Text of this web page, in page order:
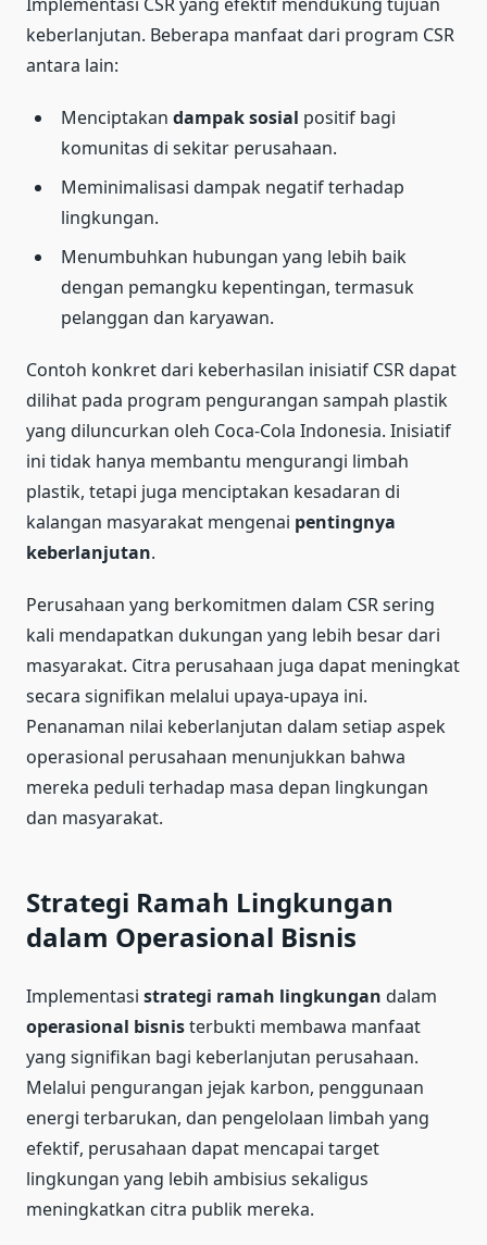
keberlanjutan. Beberapa manfaat dari program CSR
antara lain:
Menciptakan dampak sosial positif bagi
komunitas di sekitar perusahaan.
Meminimalisasi dampak negatif terhadap
lingkungan.
Menumbuhkan hubungan yang lebih baik
dengan pemangku kepentingan, termasuk
pelanggan dan karyawan.
Contoh konkret dari keberhasilan inisiatif CSR dapat
dilihat pada program pengurangan sampah plastik
yang diluncurkan oleh Coca-Cola Indonesia. Inisiatif
ini tidak hanya membantu mengurangi limbah
plastik, tetapi juga menciptakan kesadaran di
kalangan masyarakat mengenai pentingnya
keberlanjutan.
Perusahaan yang berkomitmen dalam CSR sering
kali mendapatkan dukungan yang lebih besar dari
masyarakat. Citra perusahaan juga dapat meningkat
secara signifikan melalui upaya-upaya ini.
Penanaman nilai keberlanjutan dalam setiap aspek
operasional perusahaan menunjukkan bahwa
mereka peduli terhadap masa depan lingkungan
dan masyarakat.
Strategi Ramah Lingkungan
dalam Operasional Bisnis
Implementasi strategi ramah lingkungan dalam
operasional bisnisterbukti membawa manfaat
yang signifikan bagi keberlanjutan perusahaan.
Melalui pengurangan jejak karbon, penggunaan
energi terbarukan, dan pengelolaan limbah yang
efektif, perusahaan dapat mencapai target
lingkungan yang lebih ambisius sekaligus
meningkatkan citra publik mereka.